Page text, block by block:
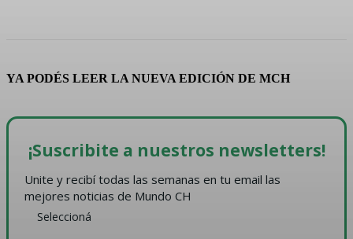
YA PODÉS LEER LA NUEVA EDICIÓN DE MCH
¡Suscribite a nuestros newsletters!
Unite y recibí todas las semanas en tu email las
mejores noticias de Mundo CH
Seleccioná